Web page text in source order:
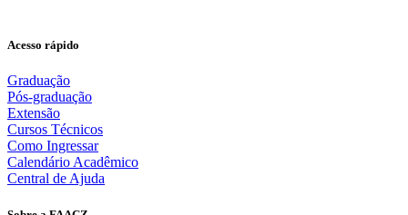
Acesso rápido
Graduação
Pós-graduação
Extensão
Cursos Técnicos
Como Ingressar
Calendário Acadêmico
Central de Ajuda